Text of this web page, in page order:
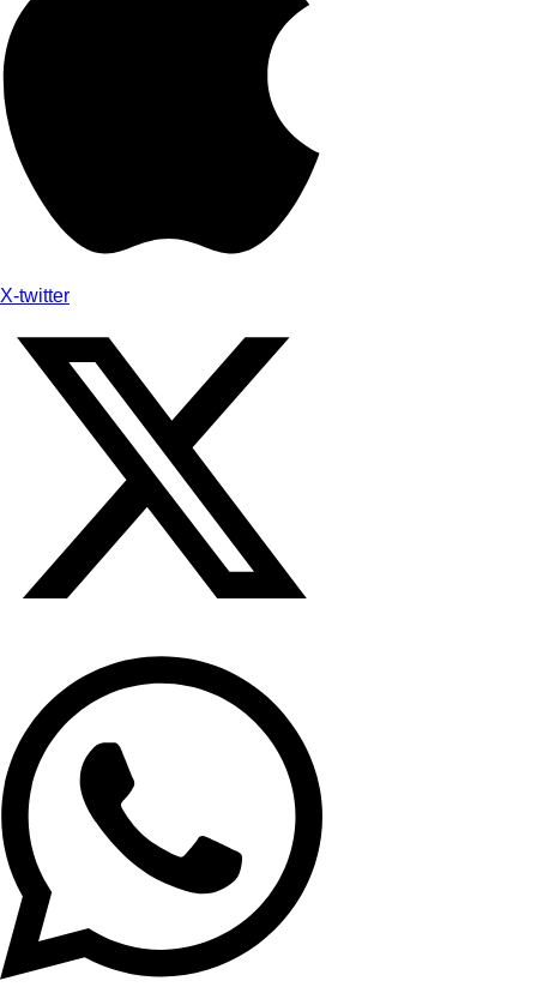
X-twitter